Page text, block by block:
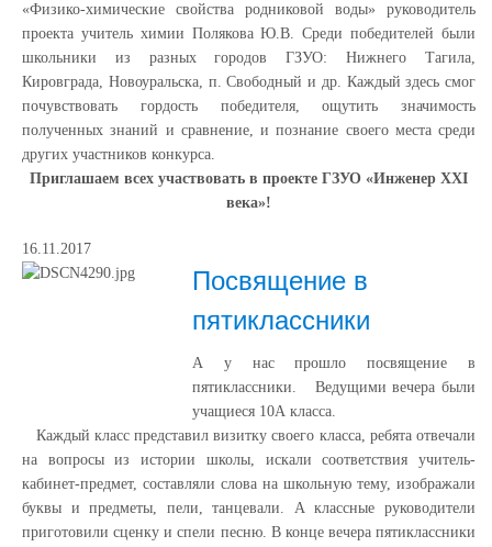
«Физико-химические свойства родниковой воды» руководитель
проекта учитель химии Полякова Ю.В. Среди победителей были
школьники из разных городов ГЗУО: Нижнего Тагила,
Кировграда, Новоуральска, п. Свободный и др. Каждый здесь смог
почувствовать гордость победителя, ощутить значимость
полученных знаний и сравнение, и познание своего места среди
других участников конкурса.
Приглашаем всех участвовать в проекте ГЗУО «Инженер XXI
века»!
16.11.2017
Посвящение в
пятиклассники
А у нас прошло посвящение в
пятиклассники. Ведущими вечера были
учащиеся 10А класса.
Каждый класс представил визитку своего класса, ребята отвечали
на вопросы из истории школы, искали соответствия учитель-
кабинет-предмет, составляли слова на школьную тему, изображали
буквы и предметы, пели, танцевали. А классные руководители
приготовили сценку и спели песню. В конце вечера пятиклассники